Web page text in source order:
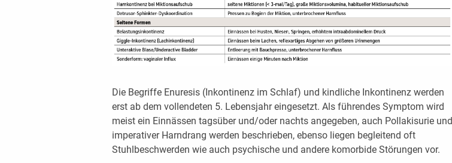
Die Begriffe Enuresis (Inkontinenz im Schlaf) und kindliche Inkontinenz werden
erst ab dem vollendeten 5. Lebensjahr eingesetzt. Als führendes Symptom wird
meist ein Einnässen tagsüber und/oder nachts angegeben, auch Pollakisurie und
imperativer Harndrang werden beschrieben, ebenso liegen begleitend oft
Stuhlbeschwerden wie auch psychische und andere komorbide Störungen vor.